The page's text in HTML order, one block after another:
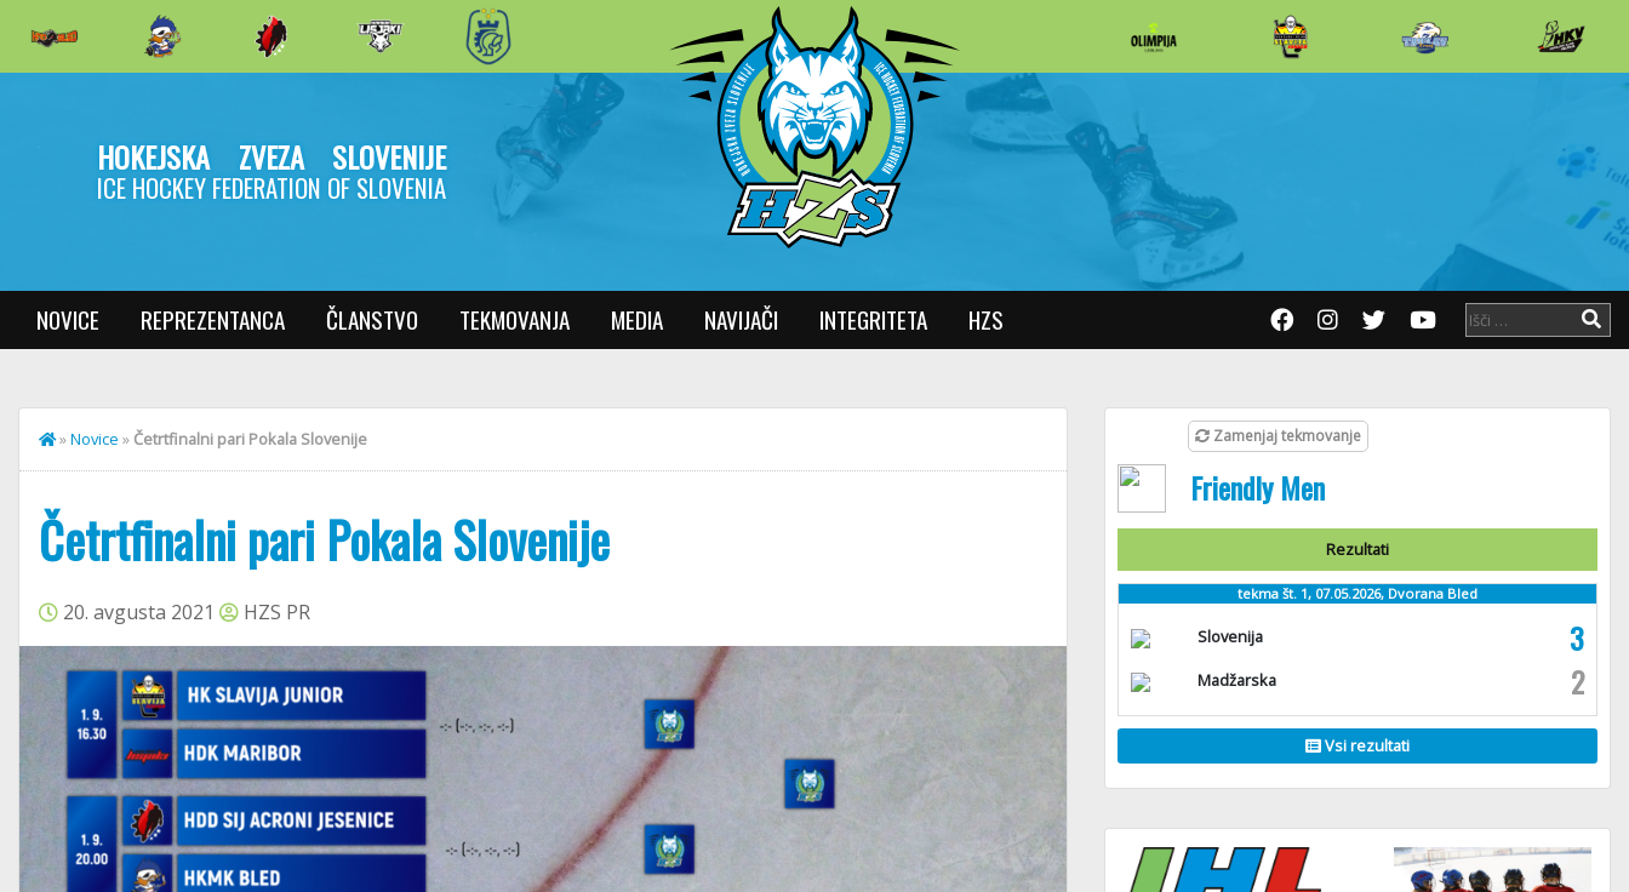
HOKEJSKA ZVEZA SLOVENIJE
ICE HOCKEY FEDERATION OF SLOVENIA
NOVICE REPREZENTANCA ČLANSTVO TEKMOVANJA MEDIA NAVIJAČI INTEGRITETA HZS
»Novice » Četrtfinalni pari Pokala Slovenije
Četrtfinalni pari Pokala Slovenije
20. avgusta 2021 HZS PR
Zamenjaj tekmovanje
Friendly Men
Rezultati
tekma št. 1, 07.05.2026, Dvorana Bled
Slovenija 3
Madžarska 2
Vsi rezultati